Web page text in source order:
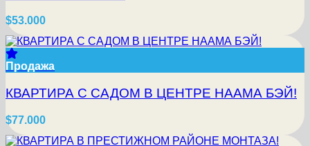
$53.000
Продажа
КВАРТИРА С САДОМ В ЦЕНТРЕ НААМА БЭЙ!
$77.000